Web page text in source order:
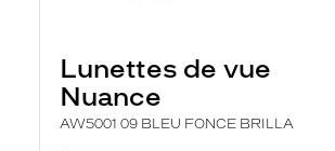
Lunettes de vue
Nuance
AW5001 09 BLEU FONCE BRILLA